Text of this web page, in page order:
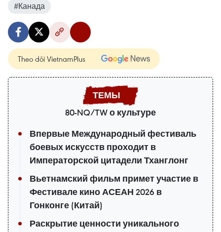
#Канада
Theo dõi VietnamPlus
80-NQ/TW о культуре
Впервые Международный фестиваль
боевых искусств проходит в
Императорской цитадели Тханглонг
Вьетнамский фильм примет участие в
Фестивале кино АСЕАН 2026 в
Гонконге (Китай)
Раскрытие ценности уникального